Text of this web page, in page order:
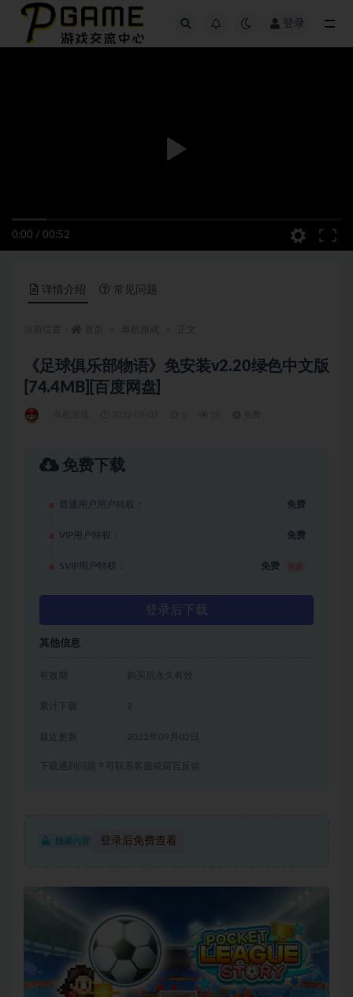
登录
0:00 / 00:52
详情介绍 常见问题
《足球俱乐部物语》免安装v2.20绿色中文版
[74.4MB][百度网盘]
免费下载
普通用户用户特权： 免费
VIP用户特权： 免费
SVIP用户特权： 免费
登录后下载
其他信息
有效期 购买后永久有效
累计下载 2
2022年09月02日
下载遇到问题？可联系客服或留言反馈
隐藏内容 登录后免费查看
全部